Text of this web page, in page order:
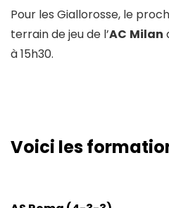
Pour les Giallorosse, le
terrain de jeu de l’AC Milan
à 15h30.
Voici les